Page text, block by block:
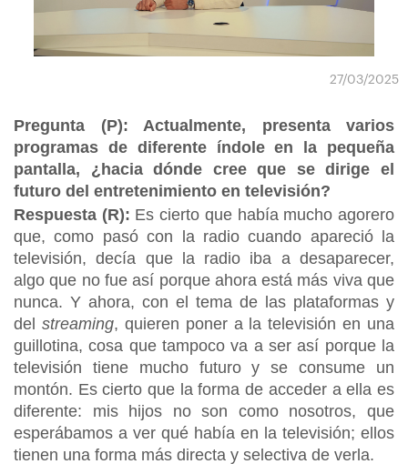
27/03/2025
Pregunta (P): Actualmente, presenta varios
programas de diferente índole en la pequeña
pantalla, ¿hacia dónde cree que se dirige el
futuro del entretenimiento en televisión?
Respuesta (R): Es cierto que había mucho agorero
que, como pasó con la radio cuando apareció la
televisión, decía que la radio iba a desaparecer,
algo que no fue así porque ahora está más viva que
nunca. Y ahora, con el tema de las plataformas y
del streaming, quieren poner a la televisión en una
guillotina, cosa que tampoco va a ser así porque la
televisión tiene mucho futuro y se consume un
montón. Es cierto que la forma de acceder a ella es
diferente: mis hijos no son como nosotros, que
esperábamos a ver qué había en la televisión; ellos
tienen una forma más directa y selectiva de verla.